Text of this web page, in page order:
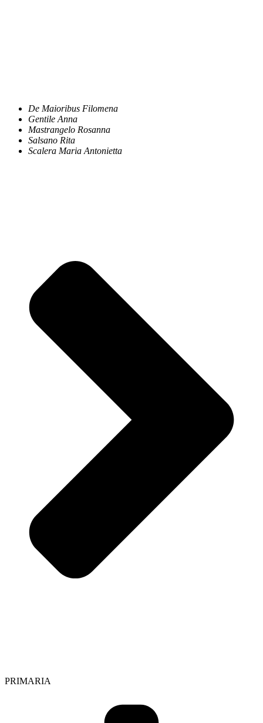
De Maioribus Filomena
Gentile Anna
Mastrangelo Rosanna
Salsano Rita
Scalera Maria Antonietta
PRIMARIA